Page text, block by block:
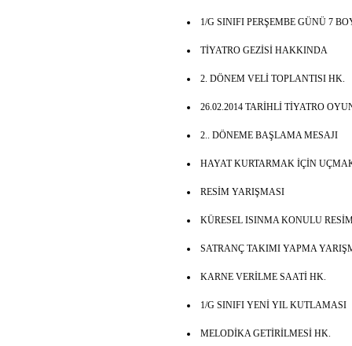
1/G SINIFI PERŞEMBE GÜNÜ 7
TİYATRO GEZİSİ HAKKINDA
2. DÖNEM VELİ TOPLANTISI HK.
26.02.2014 TARİHLİ TİYATRO
2.. DÖNEME BAŞLAMA MESAJI
HAYAT KURTARMAK İÇİN
RESİM YARIŞMASI
KÜRESEL ISINMA KONULU
SATRANÇ TAKIMI YAPMA
KARNE VERİLME SAATİ HK.
1/G SINIFI YENİ YIL KUTLAMASI
MELODİKA GETİRİLMESİ HK.